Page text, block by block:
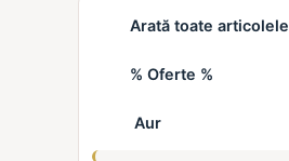
Arată toate articolele
% Oferte %
Aur